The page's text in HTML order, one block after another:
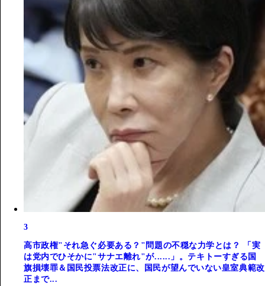
3
高市政権"それ急ぐ必要ある？"問題の不穏な力学とは？ 「実
は党内でひそかに"サナエ離れ"が......」。テキトーすぎる国
旗損壊罪＆国民投票法改正に、国民が望んでいない皇室典範改
正まで...